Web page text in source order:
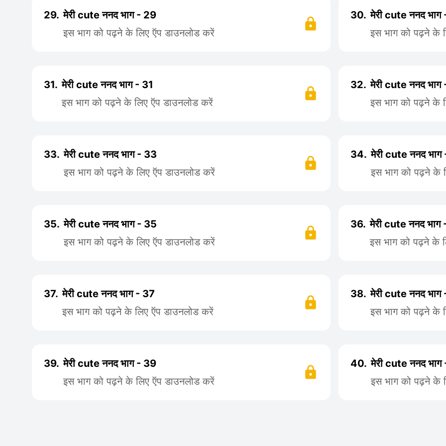
29. मेरी cute ननद भाग - 29
इस भाग को पढ़ने के लिए ऍप डाउनलोड करें
30. मेरी cute ननद
इस भाग को पढ़ने के
31. मेरी cute ननद भाग - 31
इस भाग को पढ़ने के लिए ऍप डाउनलोड करें
32. मेरी cute ननद
इस भाग को पढ़ने के
33. मेरी cute ननद भाग - 33
इस भाग को पढ़ने के लिए ऍप डाउनलोड करें
34. मेरी cute ननद
इस भाग को पढ़ने के
35. मेरी cute ननद भाग - 35
इस भाग को पढ़ने के लिए ऍप डाउनलोड करें
36. मेरी cute ननद
इस भाग को पढ़ने के
37. मेरी cute ननद भाग - 37
इस भाग को पढ़ने के लिए ऍप डाउनलोड करें
38. मेरी cute ननद
इस भाग को पढ़ने के
39. मेरी cute ननद भाग - 39
इस भाग को पढ़ने के लिए ऍप डाउनलोड करें
40. मेरी cute ननद
इस भाग को पढ़ने के